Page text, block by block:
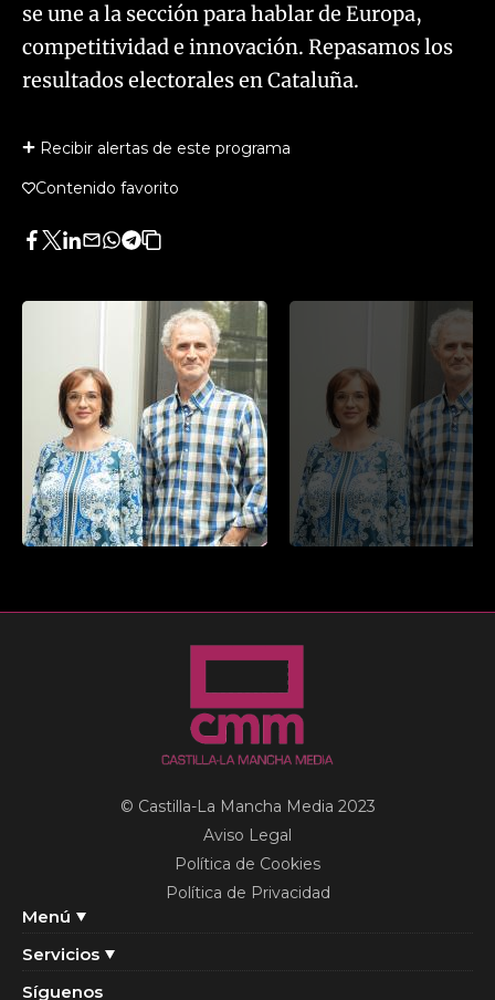
se une a la sección para hablar de Europa,
competitividad e innovación. Repasamos los
resultados electorales en Cataluña.
Recibir alertas de este programa
Contenido favorito
Facebook
Twitter
LinkedIn
Enviar
Whatsapp
Telegram
Copiar
artículo
Menú
Servicios
© Castilla-La Mancha Media 2023
Aviso Legal
Política de Cookies
Política de Privacidad
Síguenos